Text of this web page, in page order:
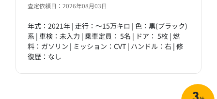
査定依頼日：2026年08月03日
年式：2021年 | 走行：～15万キロ | 色：黒(ブラック)
系 | 車検：未入力 | 乗車定員： 5名 | ドア： 5枚 | 燃
料：ガソリン | ミッション：CVT | ハンドル：右 | 修
復歴：なし